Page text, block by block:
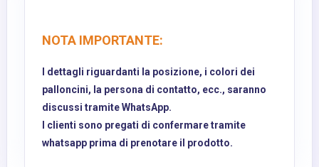
NOTA IMPORTANTE:
I dettagli riguardanti la posizione, i colori dei
palloncini, la persona di contatto, ecc., saranno
discussi tramite WhatsApp.
I clienti sono pregati di confermare tramite
whatsapp prima di prenotare il prodotto.